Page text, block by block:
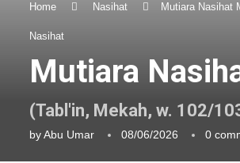
Home Nasihat Mutiara Nasihat
Nasihat
Mutiara
(Tabl'in, Mekah, w. 102/
byAbu Umar 08/06/2026 0